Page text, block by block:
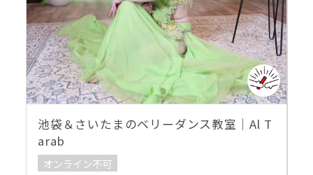
池袋＆さいたまのベリーダンス教室｜Al T
arab
オンライン不可